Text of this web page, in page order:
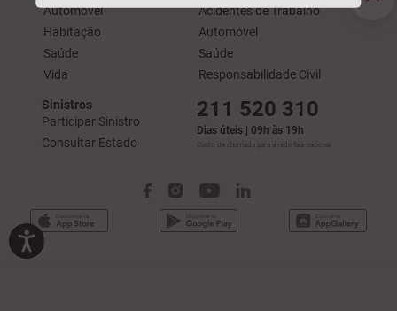
Automóvel
Habitação
Saúde
Vida
Acidentes de Trabalho
Automóvel
Saúde
Responsabilidade Civil
Sinistros
Participar Sinistro
Consultar Estado
211 520 310
Dias úteis | 09h às 19h
Custo de chamada para a rede fixa nacional